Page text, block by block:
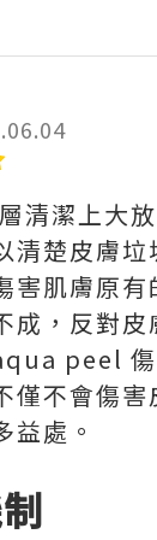
清潔上大
清楚皮膚垃
害肌膚原有
成，反對皮
peel
僅不會傷害
益處。